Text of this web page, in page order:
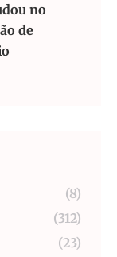
no
de
(8)
(312)
(23)